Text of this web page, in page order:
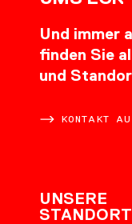
Und immer
finden Sie
und
KONTAKT
UNSERE